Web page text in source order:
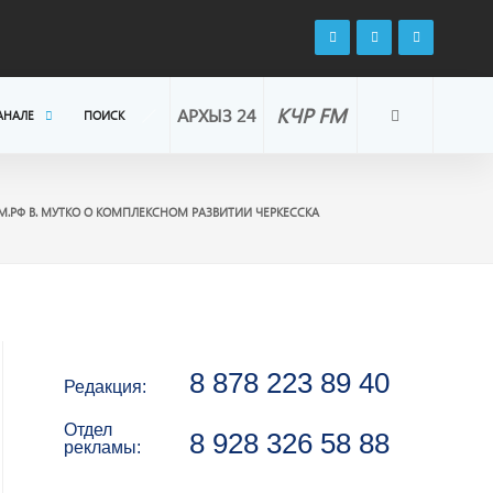
КЧР FM
АРХЫЗ 24
ПОИСК
В. МУТКО О КОМПЛЕКСНОМ РАЗВИТИИ ЧЕРКЕССКА
Редакция: 8 878 223 89 40
Отдел
рекламы:
8 928 326 58 88